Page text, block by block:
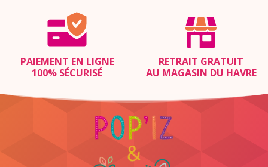
PAIEMENT EN LIGNE
100% SÉCURISÉ
RETRAIT GRATUIT
AU MAGASIN DU HAVRE